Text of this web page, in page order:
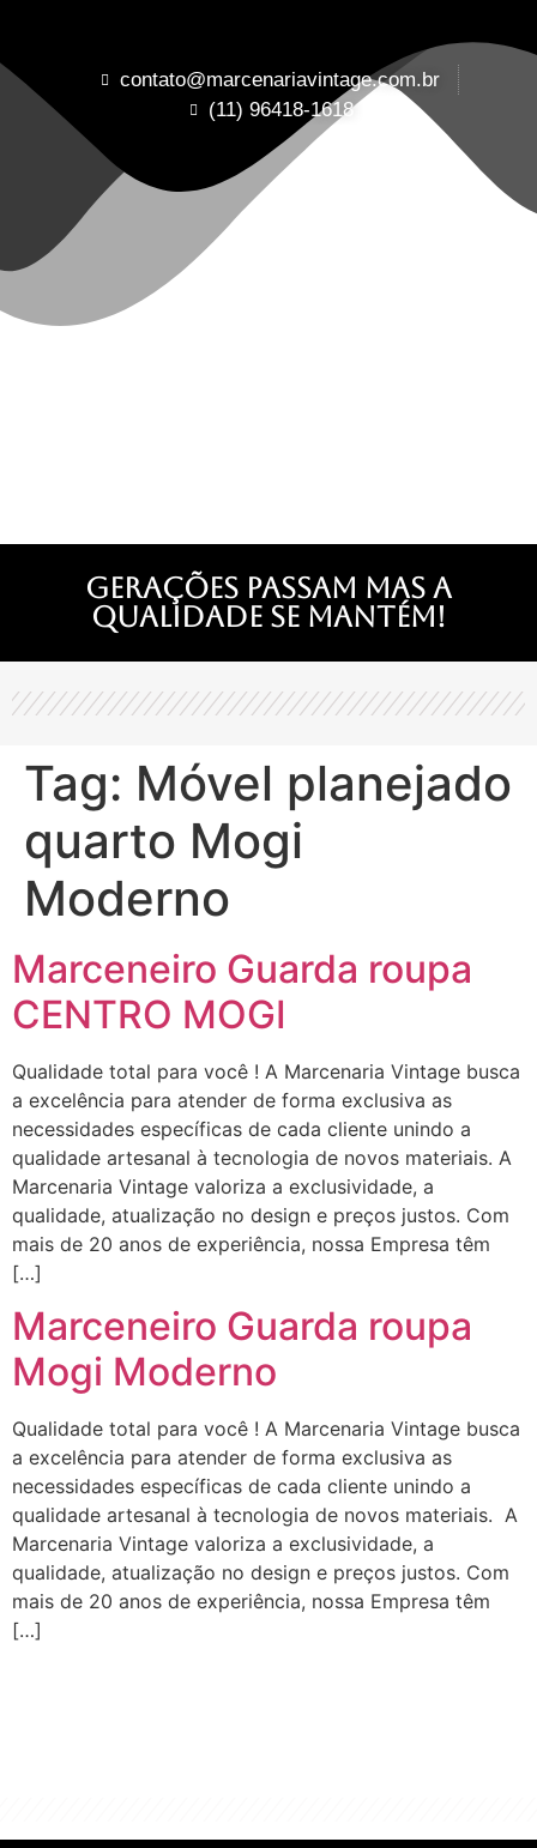
contato@marcenariavintage.com.br
(11) 96418-1618
Gerações passam mas a
qualidade se mantém!
Tag: Móvel planejado
quarto Mogi
Moderno
Marceneiro Guarda roupa
CENTRO MOGI
Qualidade total para você ! A Marcenaria Vintage busca
a excelência para atender de forma exclusiva as
necessidades específicas de cada cliente unindo a
qualidade artesanal à tecnologia de novos materiais. A
Marcenaria Vintage valoriza a exclusividade, a
qualidade, atualização no design e preços justos. Com
mais de 20 anos de experiência, nossa Empresa têm
[…]
Marceneiro Guarda roupa
Mogi Moderno
Qualidade total para você ! A Marcenaria Vintage busca
a excelência para atender de forma exclusiva as
necessidades específicas de cada cliente unindo a
qualidade artesanal à tecnologia de novos materiais. A
Marcenaria Vintage valoriza a exclusividade, a
qualidade, atualização no design e preços justos. Com
mais de 20 anos de experiência, nossa Empresa têm
[…]